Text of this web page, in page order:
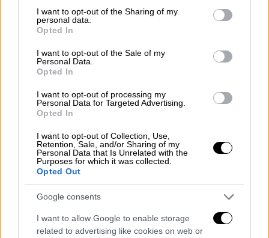
not limited to your visit or usage behaviour. You may click to
grant or deny consent to Google and its third-party tags to
use your data for below specified purposes in below Google
consent section.
I want to opt-out of the Sharing of my
personal data.
Opted In
I want to opt-out of the Sale of my
Personal Data.
Opted In
I want to opt-out of processing my
Personal Data for Targeted Advertising.
Opted In
I want to opt-out of Collection, Use,
Retention, Sale, and/or Sharing of my
Personal Data that Is Unrelated with the
Purposes for which it was collected.
Opted Out
Google consents
I want to allow Google to enable storage
related to advertising like cookies on web or
Τα κίνητρα που δίνει το αρμόδιο
υπουργείο
προσωπικό, ώστε να μετακινηθεί στη
νησιωτική χώρα αλλά και σε περιοχές
απομακρυσμένες, παρά το αυξημένο επίδομα
που ήδη δίνεται κυρίως για τις ειδικότητες
που παρουσιάζουν σοβαρές ελλείψεις όπως
είναι αυτή τηςΠαθολογίαςκαι της
Αναισθησιολογίας.
Ένα από τα βασικά προβλήματα που
αποτελούν εμπόδιο για την
αποδοχή των
προσωπικό, σχετίζεται κυρίως με τη